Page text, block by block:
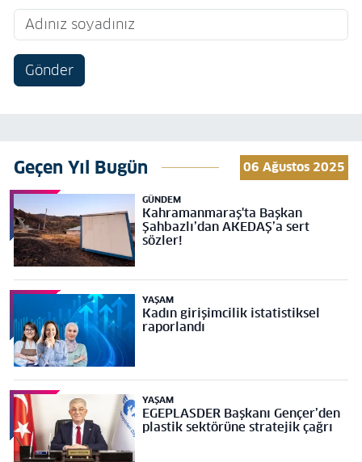
Gönder
Geçen Yıl Bugün 06 Ağustos 2025
GÜNDEM
Kahramanmaraş'ta Başkan
Şahbazlı’dan AKEDAŞ’a sert
sözler!
YAŞAM
Kadın girişimcilik istatistiksel
raporlandı
YAŞAM
EGEPLASDER Başkanı Gençer’den
plastik sektörüne stratejik çağrı